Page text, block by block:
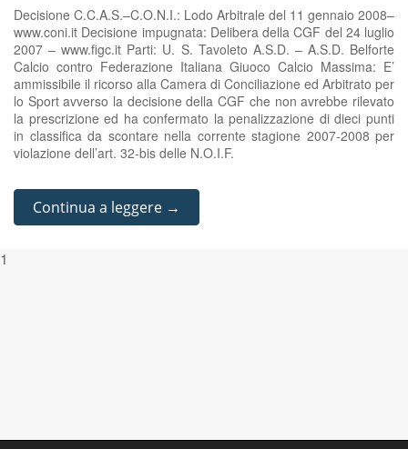
Decisione C.C.A.S.–C.O.N.I.: Lodo Arbitrale del 11 gennaio 2008–
www.coni.it Decisione impugnata: Delibera della CGF del 24 luglio
2007 – www.figc.it Parti: U. S. Tavoleto A.S.D. – A.S.D. Belforte
Calcio contro Federazione Italiana Giuoco Calcio Massima: E’
ammissibile il ricorso alla Camera di Conciliazione ed Arbitrato per
lo Sport avverso la decisione della CGF che non avrebbe rilevato
la prescrizione ed ha confermato la penalizzazione di dieci punti
in classifica da scontare nella corrente stagione 2007-2008 per
violazione dell’art. 32-bis delle N.O.I.F.
Continua a leggere →
1